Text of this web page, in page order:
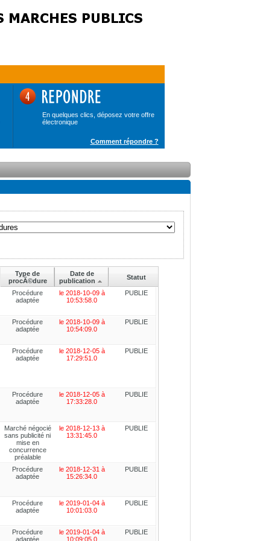
En quelques clics, déposez votre offre
électronique
Comment répondre ?
Type de
procÃ©dure
Date de
publication
Statut
Procédure
adaptée
le 2018-10-09 à
10:53:58.0
PUBLIE
Procédure
adaptée
le 2018-10-09 à
10:54:09.0
PUBLIE
Procédure
adaptée
le 2018-12-05 à
17:29:51.0
PUBLIE
Procédure
adaptée
le 2018-12-05 à
17:33:28.0
PUBLIE
Marché négocié
sans publicité ni
mise en
concurrence
préalable
le 2018-12-13 à
13:31:45.0
PUBLIE
Procédure
adaptée
le 2018-12-31 à
15:26:34.0
PUBLIE
Procédure
adaptée
le 2019-01-04 à
10:01:03.0
PUBLIE
Procédure
adaptée
le 2019-01-04 à
10:09:05.0
PUBLIE